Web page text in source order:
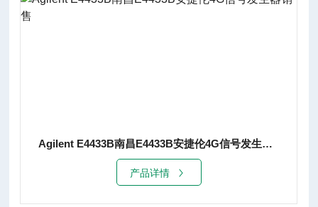
Agilent E4433B南昌E4433B安捷伦4G信号发生器销售
产品详情